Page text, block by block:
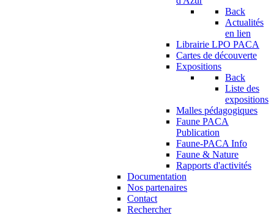
Back
Actualités
en lien
Librairie LPO PACA
Cartes de découverte
Expositions
Back
Liste des
expositions
Malles pédagogiques
Faune PACA
Publication
Faune-PACA Info
Faune & Nature
Rapports d'activités
Documentation
Nos partenaires
Contact
Rechercher